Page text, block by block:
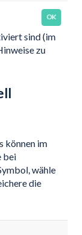
sind (im
zu
können im
bei
wähle
die